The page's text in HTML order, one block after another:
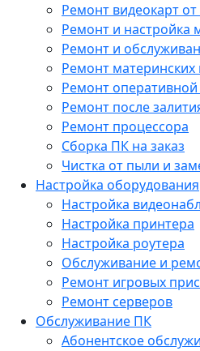
Ремонт видеокарт
Ремонт и настройка
Ремонт и
Ремонт материнских
Ремонт
Ремонт после
Ремонт процессора
Сборка ПК на заказ
Чистка от пыли и
Настройка оборудования
Настройка
Настройка принтера
Настройка роутера
Обслуживание и
Ремонт игровых
Ремонт серверов
Обслуживание ПК
Абонентское